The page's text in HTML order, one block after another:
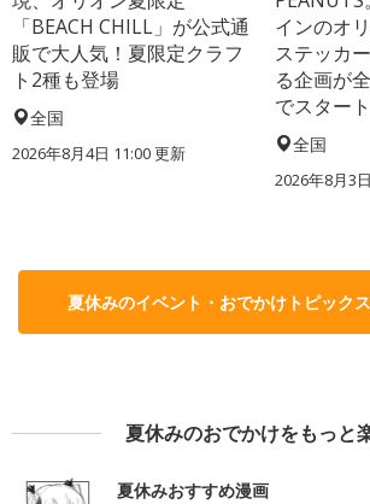
「BEACH CHILL」が公式通
販で大人気！夏限定クラフ
ト2種も登場
全国
2026年8月4日 11:00更新
インのオ
ステッカ
る企画が
でスタート
全国
2026年8月3
夏休みのイベント・おでかけトピック
夏休みのおでかけをもっと
夏休みおすすめ漫画